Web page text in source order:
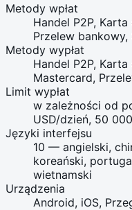
Metody wpłat
Handel P2P,
Przelew bankowy,
Metody wypłat
Handel P2P,
Mastercard,
Limit wypłat
w zależności od
USD/dzień, 50
Języki interfejsu
10 — angielski,
koreański,
wietnamski
Urządzenia
Android, iOS,